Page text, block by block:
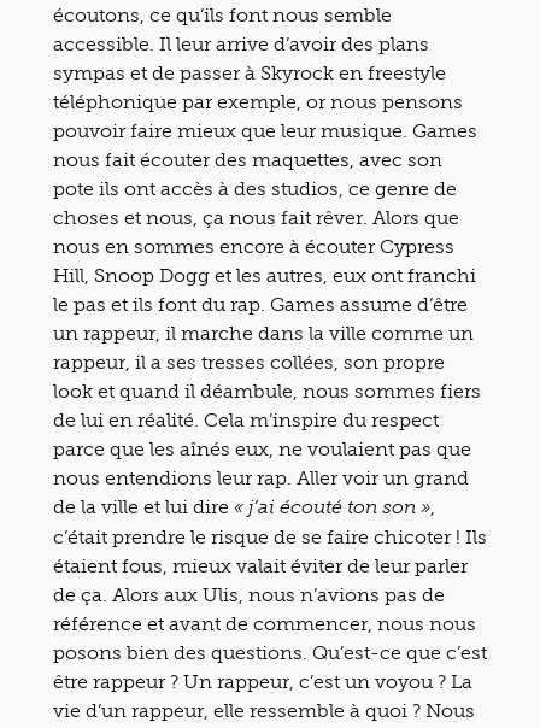
écoutons, ce qu’ils font nous semble
accessible. Il leur arrive d’avoir des plans
sympas et de passer à Skyrock en freestyle
téléphonique par exemple, or nous pensons
pouvoir faire mieux que leur musique. Games
nous fait écouter des maquettes, avec son
pote ils ont accès à des studios, ce genre de
choses et nous, ça nous fait rêver. Alors que
nous en sommes encore à écouter Cypress
Hill, Snoop Dogg et les autres, eux ont franchi
le pas et ils font du rap. Games assume d’être
un rappeur, il marche dans la ville comme un
rappeur, il a ses tresses collées, son propre
look et quand il déambule, nous sommes fiers
de lui en réalité. Cela m’inspire du respect
parce que les aînés eux, ne voulaient pas que
nous entendions leur rap. Aller voir un grand
de la ville et lui dire « j’ai écouté ton son »
c’était prendre le risque de se faire chicoter ! Ils
étaient fous, mieux valait éviter de leur parler
de ça. Alors aux Ulis, nous n’avions pas de
référence et avant de commencer, nous nous
posons bien des questions. Qu’est-ce que c’est
être rappeur ? Un rappeur, c’est un voyou ? La
vie d’un rappeur, elle ressemble à quoi ? Nous